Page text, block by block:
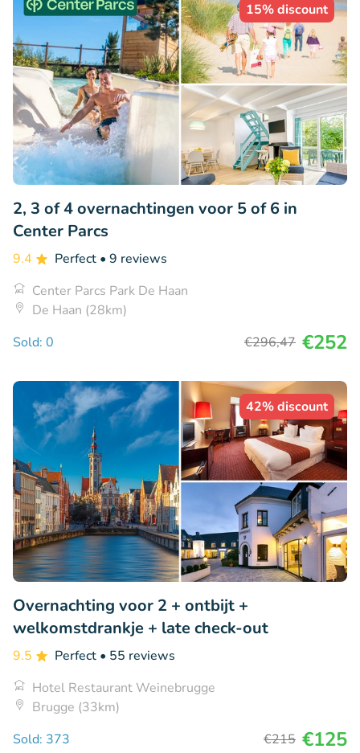
15% discount
2, 3 of 4 overnachtingen voor 5 of 6 in
Center Parcs
9.4 Perfect • 9 reviews
Center Parcs Park De Haan
De Haan (28km)
Sold: 0
€296,47 €252
42% discount
Overnachting voor 2 + ontbijt +
welkomstdrankje + late check-out
9.5 Perfect • 55 reviews
Hotel Restaurant Weinebrugge
Brugge (33km)
Sold: 373
€215 €125